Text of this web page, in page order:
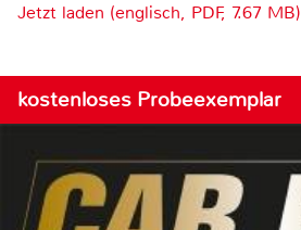
Jetzt laden (englisch, PDF, 7.67 MB)
kostenloses Probeexemplar